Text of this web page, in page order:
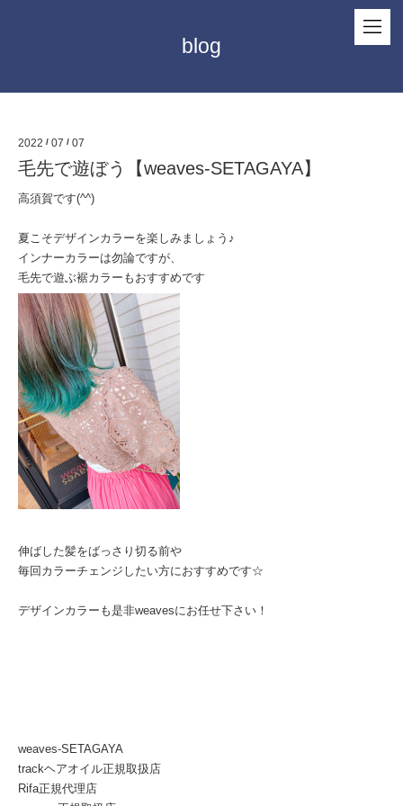
blog
2022 / 07 / 07
毛先で遊ぼう【weaves-SETAGAYA】
高須賀です(^^)
夏こそデザインカラーを楽しみましょう♪
インナーカラーは勿論ですが、
毛先で遊ぶ裾カラーもおすすめです
伸ばした髪をばっさり切る前や
毎回カラーチェンジしたい方におすすめです☆
デザインカラーも是非weavesにお任せ下さい！
weaves-SETAGAYA
trackヘアオイル正規取扱店
Rifa正規代理店